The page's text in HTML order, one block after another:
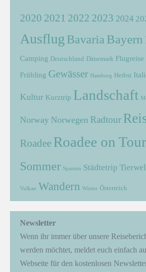
2020 2021 2022 2023 2024
Ausflug Bavaria Bayern
Camping Deutschland Dänemark Flugreise
Frühling Gewässer Hamburg Herbst
Kultur Kurztrip Landschaft
Norway Norwegen Radtour
Roadee Roadee on Tour
Sommer Spanien Städtetrip
Vulkan Wandern Winter Österreich
Newsletter
Wenn ihr immer über unsere
werden möchtet, meldet euch einfach
Webseite für den kostenlosen